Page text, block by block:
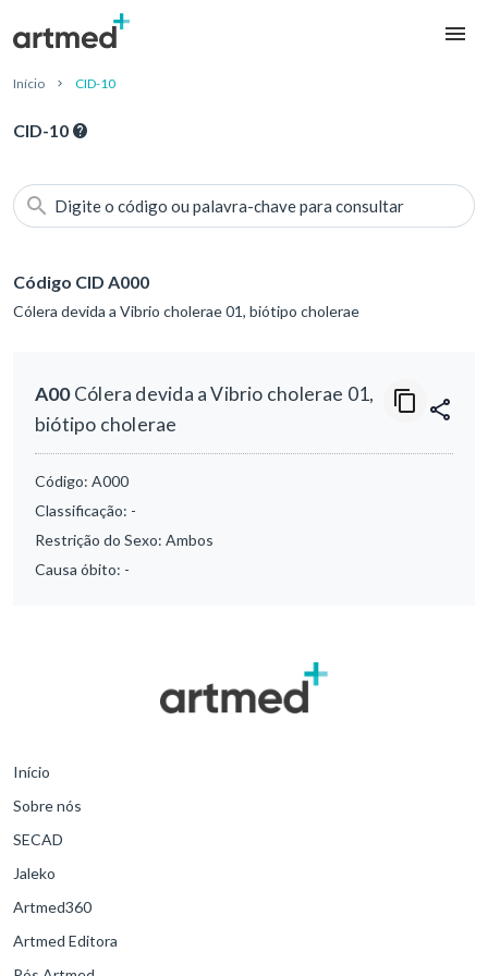
Início CID-10
CID-10
Digite o código ou palavra-chave para consultar
Código CID A000
Cólera devida a Vibrio cholerae 01, biótipo cholerae
A00Cólera devida a Vibrio cholerae 01,
biótipo cholerae
Código: A000
Classificação: -
Restrição do Sexo: Ambos
Causa óbito: -
Início
Sobre nós
SECAD
Jaleko
Artmed360
Artmed Editora